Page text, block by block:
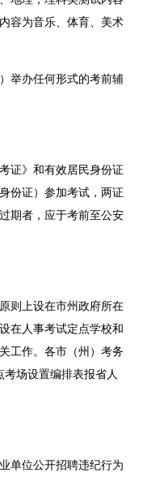
容为音乐、体育、美术
举办任何形式的考前辅
证》和有效居民身份证
份证）参加考试，两证
期者，应于考前至公安
则上设在市州政府所在
在人事考试定点学校和
工作。各市（州）考务
考场设置编排表报省人
单位公开招聘违纪行为